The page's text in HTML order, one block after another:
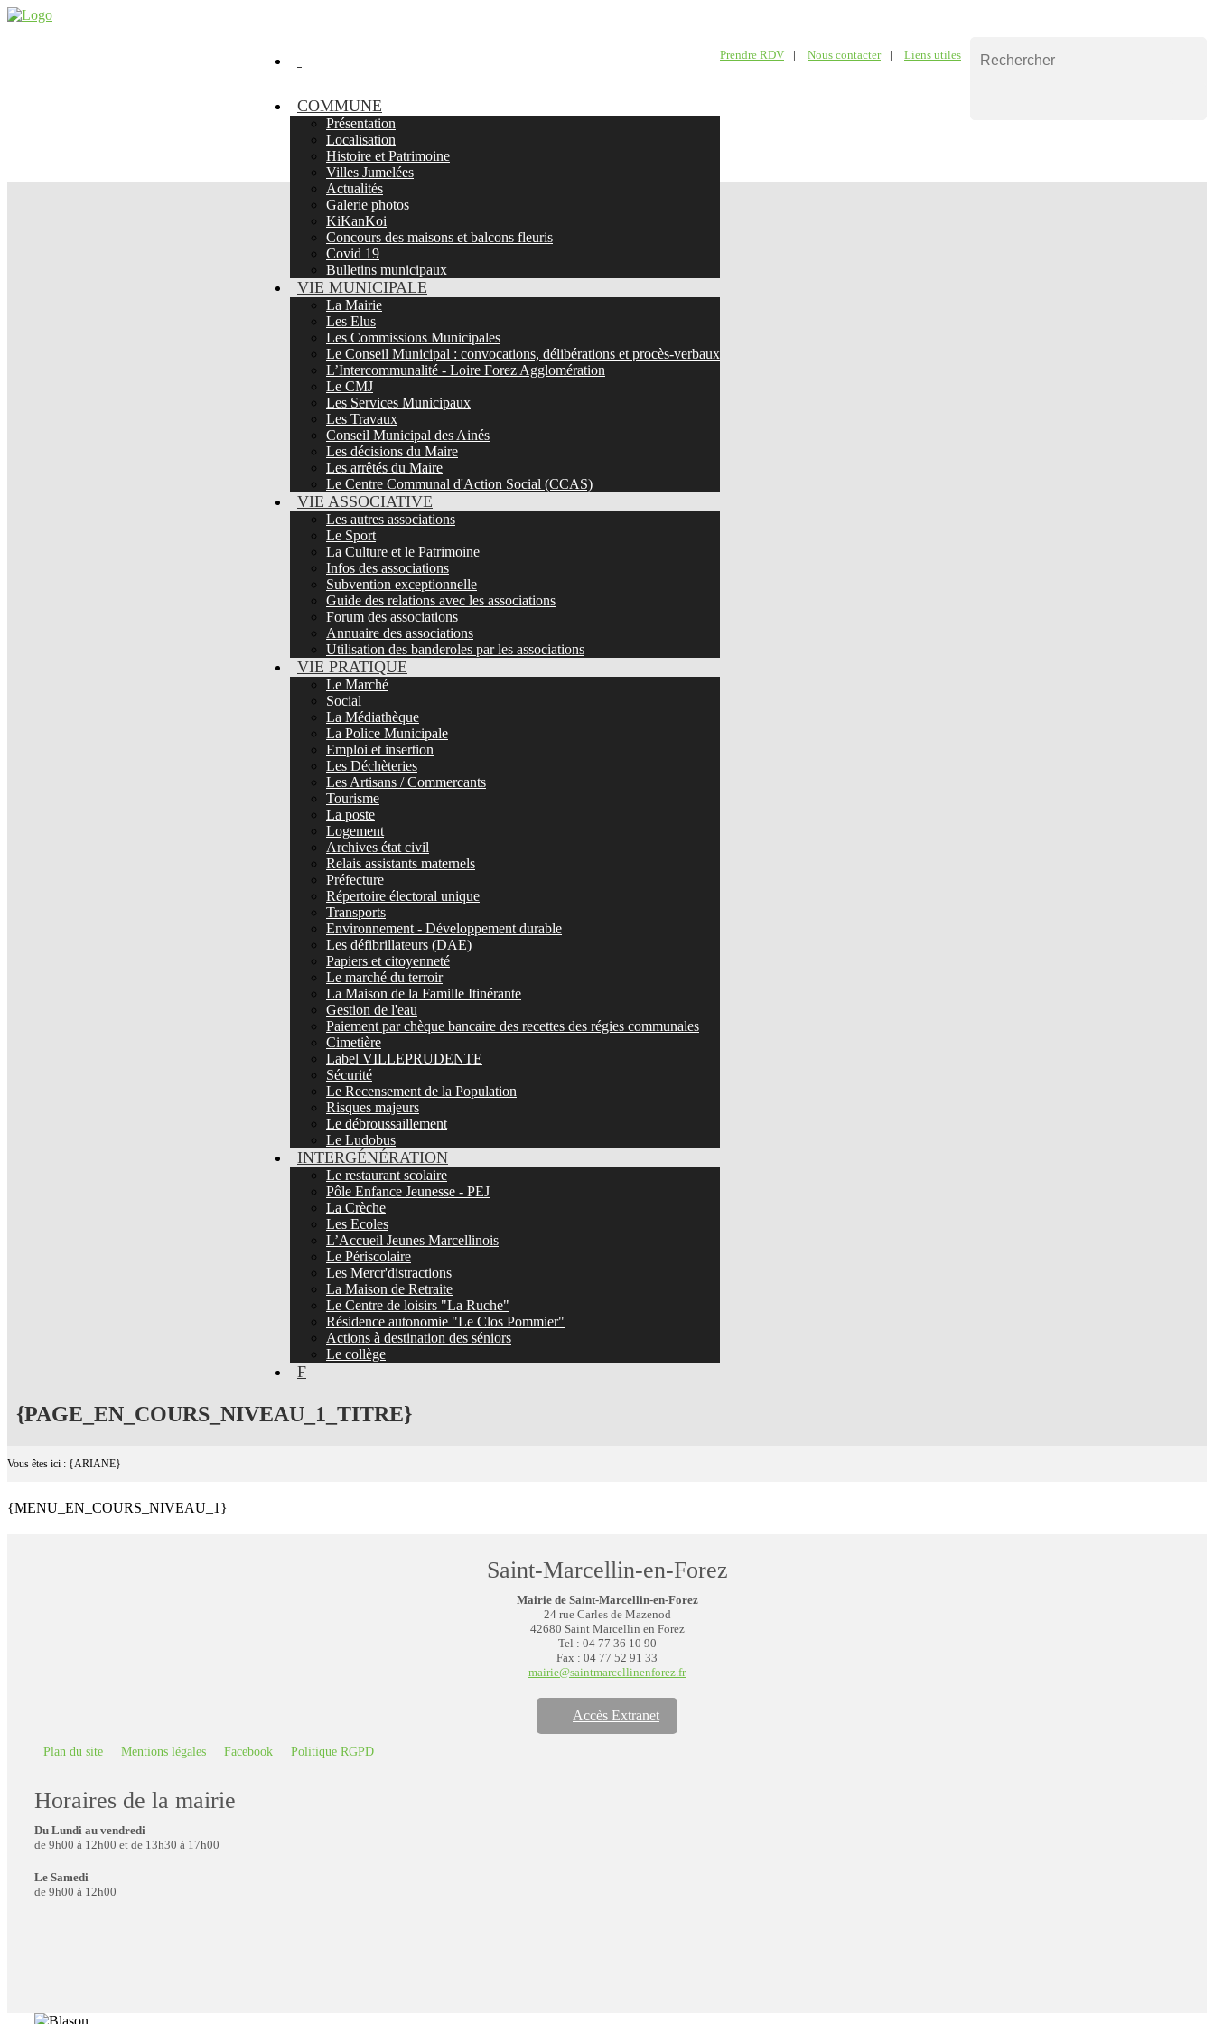
Prendre RDV | Nous contacter | Liens utiles
COMMUNE
Présentation
Localisation
Histoire et Patrimoine
Villes Jumelées
Actualités
Galerie photos
KiKanKoi
Concours des maisons et balcons fleuris
Covid 19
Bulletins municipaux
VIE MUNICIPALE
La Mairie
Les Elus
Les Commissions Municipales
Le Conseil Municipal : convocations, délibérations et procès-verbaux
L’Intercommunalité - Loire Forez Agglomération
Le CMJ
Les Services Municipaux
Les Travaux
Conseil Municipal des Ainés
Les décisions du Maire
Les arrêtés du Maire
Le Centre Communal d'Action Social (CCAS)
VIE ASSOCIATIVE
Les autres associations
Le Sport
La Culture et le Patrimoine
Infos des associations
Subvention exceptionnelle
Guide des relations avec les associations
Forum des associations
Annuaire des associations
Utilisation des banderoles par les associations
VIE PRATIQUE
Le Marché
Social
La Médiathèque
La Police Municipale
Emploi et insertion
Les Déchèteries
Les Artisans / Commercants
Tourisme
La poste
Logement
Archives état civil
Relais assistants maternels
Préfecture
Répertoire électoral unique
Transports
Environnement - Développement durable
Les défibrillateurs (DAE)
Papiers et citoyenneté
Le marché du terroir
La Maison de la Famille Itinérante
Gestion de l'eau
Paiement par chèque bancaire des recettes des régies communales
Cimetière
Label VILLEPRUDENTE
Sécurité
Le Recensement de la Population
Risques majeurs
Le débroussaillement
Le Ludobus
INTERGÉNÉRATION
Le restaurant scolaire
Pôle Enfance Jeunesse - PEJ
La Crèche
Les Ecoles
L’Accueil Jeunes Marcellinois
Le Périscolaire
Les Mercr'distractions
La Maison de Retraite
Le Centre de loisirs "La Ruche"
Résidence autonomie "Le Clos Pommier"
Actions à destination des séniors
Le collège
F
{PAGE_EN_COURS_NIVEAU_1_TITRE}
Vous êtes ici : {ARIANE}
{MENU_EN_COURS_NIVEAU_1}
Saint-Marcellin-en-Forez
Mairie de Saint-Marcellin-en-Forez
24 rue Carles de Mazenod
42680 Saint Marcellin en Forez
Tel : 04 77 36 10 90
Fax : 04 77 52 91 33
mairie@saintmarcellinenforez.fr
Accès Extranet
Plan du site Mentions légales Facebook Politique RGPD
Horaires de la mairie
Du Lundi au vendredi
de 9h00 à 12h00 et de 13h30 à 17h00
Le Samedi
de 9h00 à 12h00